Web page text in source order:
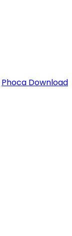
Phoca Download